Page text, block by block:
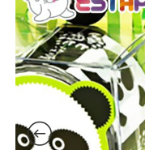
帶
製
造